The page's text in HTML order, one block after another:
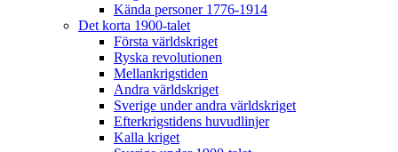
Kända personer 1776-1914
Det korta 1900-talet
Första världskriget
Ryska revolutionen
Mellankrigstiden
Andra världskriget
Sverige under andra världskriget
Efterkrigstidens huvudlinjer
Kalla kriget